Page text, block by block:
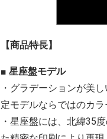
【商品特長】
■ 星座盤モデル
・グラデーションが美
定モデルならではのカ
・星座盤には、北緯35